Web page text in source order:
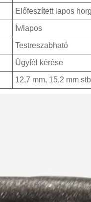
Előfeszített lapos
Ív/lapos
Testreszabható
Ügyfél kérése
12,7 mm, 15,2 mm